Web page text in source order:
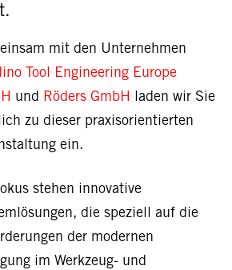
mit den Unternehmen
Tool Engineering Europe
und Röders GmbH laden wir Sie
zu dieser praxisorientierten
ein.
stehen innovative
die speziell auf die
der modernen
im Werkzeug- und